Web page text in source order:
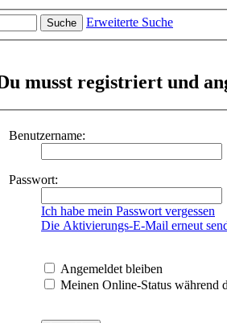
Suche
Erweiterte Suche
musst registriert und
Benutzername:
Passwort:
Ich habe mein Passwort vergessen
Die Aktivierungs-E-Mail erneut
Angemeldet bleiben
Meinen Online-Status während